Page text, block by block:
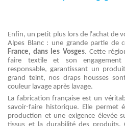
Enfin, un petit plus lors de l'achat de
Alpes Blanc : une grande partie de
France, dans les Vosges. Cette
faire textile et son
responsable, garantissant un
grand teint, nos draps housses
couleur lavage après lavage.
La fabrication française est un
savoir-faire historique. Elle permet
production et une exigence élevée